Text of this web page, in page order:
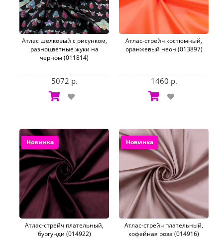
Атлас шелковый с рисунком,
разноцветные жуки на
черном (011814)
5072 р.
Атлас-стрейч костюмный,
оранжевый неон (013897)
1460 р.
Новинка
Атлас-стрейч плательный,
бургунди (014922)
Новинка
Атлас-стрейч плательный,
кофейная роза (014916)